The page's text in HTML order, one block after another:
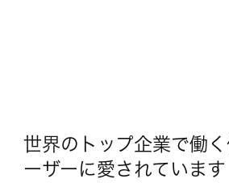
世界のトップ企業で働
ーザーに愛されています